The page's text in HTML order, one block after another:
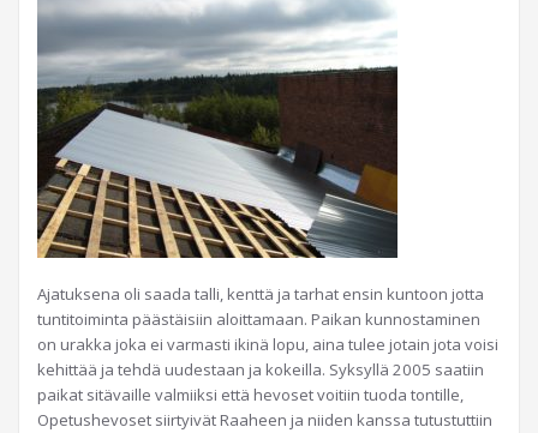
Ajatuksena oli saada talli, kenttä ja tarhat ensin kuntoon jotta
tuntitoiminta päästäisiin aloittamaan. Paikan kunnostaminen
on urakka joka ei varmasti ikinä lopu, aina tulee jotain jota voisi
kehittää ja tehdä uudestaan ja kokeilla. Syksyllä 2005 saatiin
paikat sitävaille valmiiksi että hevoset voitiin tuoda tontille,
Opetushevoset siirtyivät Raaheen ja niiden kanssa tutustuttiin